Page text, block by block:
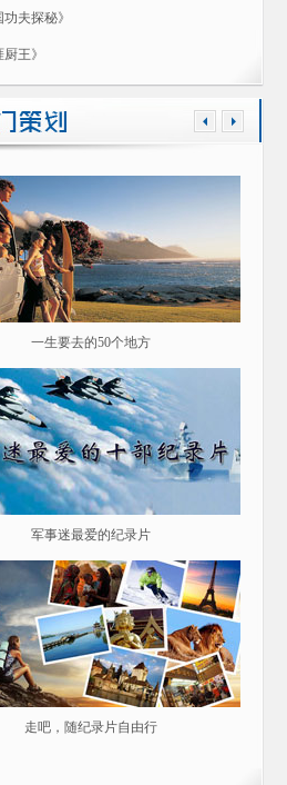
功夫探秘》
厨王》
一生要去的50个地方
军事迷最爱的纪录片
走吧，随纪录片自由行